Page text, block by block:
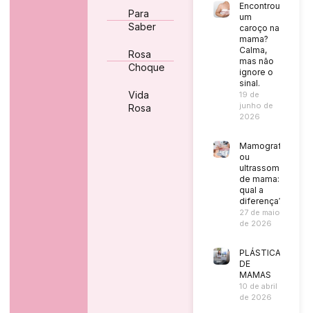
Para
Saber
Rosa
Choque
Vida
Rosa
Encontrou
um
caroço na
mama?
Calma,
mas não
ignore o
sinal.
19 de
junho de
2026
Mamografia
ou
ultrassom
de mama:
qual a
diferença?
27 de maio
de 2026
PLÁSTICA
DE
MAMAS
10 de abril
de 2026